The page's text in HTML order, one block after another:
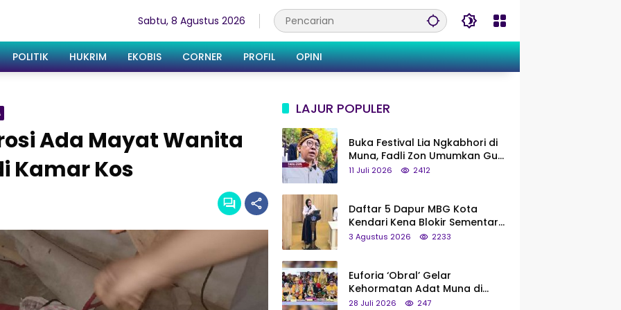
Sabtu, 8 Agustus 2026
POLITIK HUKRIM EKOBIS CORNER PROFIL OPINI
Ada Mayat Wanita
Kamar Kos
LAJUR POPULER
Buka Festival Lia Ngkabhori di
Muna, Fadli Zon Umumkan Gua
Metanduno Segera Naik Status
11 Juli 2026 2412
Daftar 5 Dapur MBG Kota
Kendari Kena Blokir Sementara
dari Pusat
3 Agustus 2026 2233
Euforia ‘Obral’ Gelar
Kehormatan Adat Muna di
Silaturahmi KKMM, Ridwan Bae:
28 Juli 2026 247